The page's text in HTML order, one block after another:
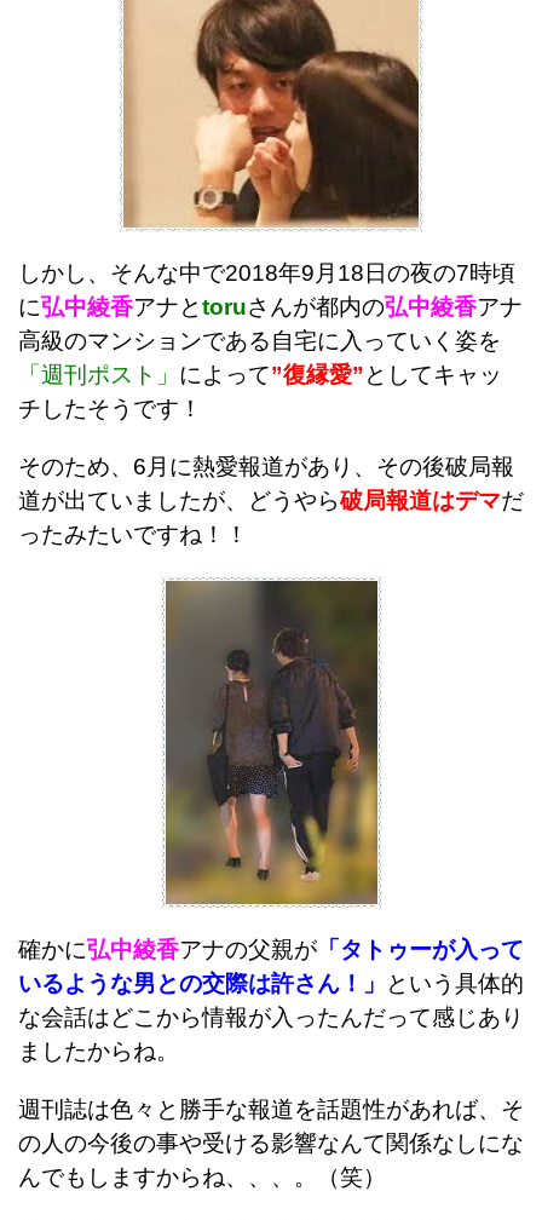
しかし、そんな中で2018年9月18日の夜の7時頃
に弘中綾香アナとtoruさんが都内の弘中綾香アナ
高級のマンションである自宅に入っていく姿を
「週刊ポスト」 によって”復縁愛”としてキャッ
チしたそうです！
そのため、6月に熱愛報道があり、その後破局報
道が出ていましたが、どうやら破局報道はデマだ
ったみたいですね！！
確かに弘中綾香アナの父親が 「タトゥーが入って
いるような男との交際は許さん！」
という具体的
な会話はどこから情報が入ったんだって感じあり
ましたからね。
週刊誌は色々と勝手な報道を話題性があれば、そ
の人の今後の事や受ける影響なんて関係なしにな
んでもしますからね、、、。（笑）